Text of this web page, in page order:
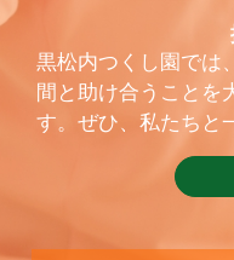
黒松内つくし園では
間と助け合うことを
す。ぜひ、私たちと